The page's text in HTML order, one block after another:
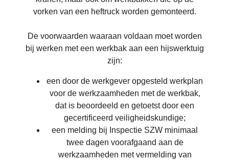
vorken van een heftruck worden gemonteerd.
De voorwaarden waaraan voldaan moet worden
bij werken met een werkbak aan een hijswerktuig
zijn:
een door de werkgever opgesteld werkplan
voor de werkzaamheden met de werkbak,
dat is beoordeeld en getoetst door een
gecertificeerd veiligheidskundige;
een melding bij Inspectie SZW minimaal
twee dagen voorafgaand aan de
werkzaamheden met vermelding van